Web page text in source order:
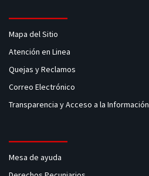
Mapa del Sitio
Atención en Linea
Quejas y Reclamos
Correo Electrónico
Transparencia y Acceso a la Información
Mesa de ayuda